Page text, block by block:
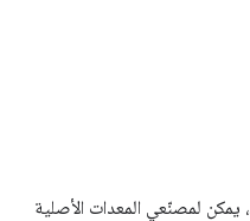
من خلال إتاحة إطار عمل Android 14، يمكن لمصنّعي المعدات الأصلية